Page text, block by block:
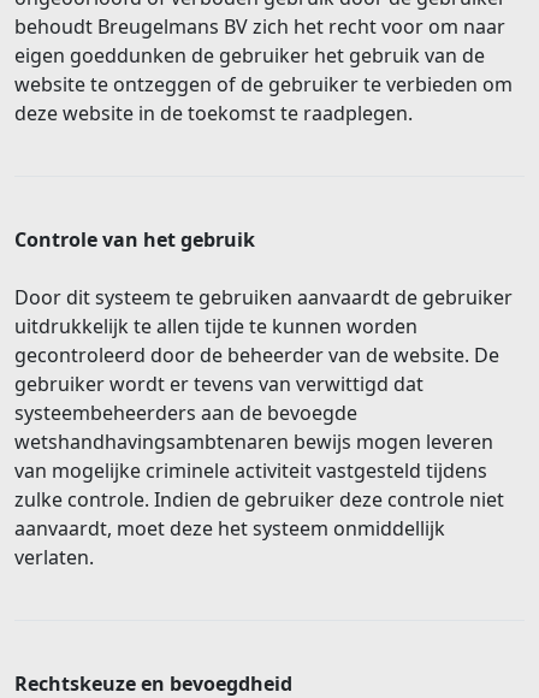
behoudt Breugelmans BV zich het recht voor om naar
eigen goeddunken de gebruiker het gebruik van de
website te ontzeggen of de gebruiker te verbieden om
deze website in de toekomst te raadplegen.
Controle van het gebruik
Door dit systeem te gebruiken aanvaardt de gebruiker
uitdrukkelijk te allen tijde te kunnen worden
gecontroleerd door de beheerder van de website. De
gebruiker wordt er tevens van verwittigd dat
systeembeheerders aan de bevoegde
wetshandhavingsambtenaren bewijs mogen leveren
van mogelijke criminele activiteit vastgesteld tijdens
zulke controle. Indien de gebruiker deze controle niet
aanvaardt, moet deze het systeem onmiddellijk
verlaten.
Rechtskeuze en bevoegdheid